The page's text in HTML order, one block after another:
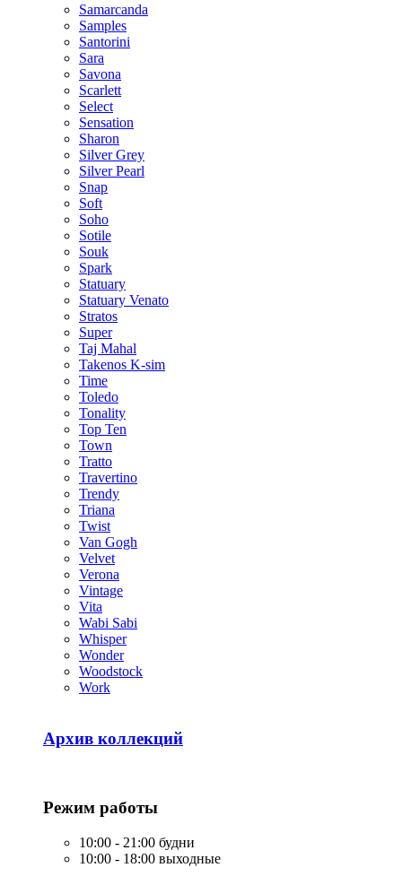
Samarcanda
Samples
Santorini
Sara
Savona
Scarlett
Select
Sensation
Sharon
Silver Grey
Silver Pearl
Snap
Soft
Soho
Sotile
Souk
Spark
Statuary
Statuary Venato
Stratos
Super
Taj Mahal
Takenos K-sim
Time
Toledo
Tonality
Top Ten
Town
Tratto
Travertino
Trendy
Triana
Twist
Van Gogh
Velvet
Verona
Vintage
Vita
Wabi Sabi
Whisper
Wonder
Woodstock
Work
Архив коллекций
Режим работы
10:00 - 21:00 будни
10:00 - 18:00 выходные